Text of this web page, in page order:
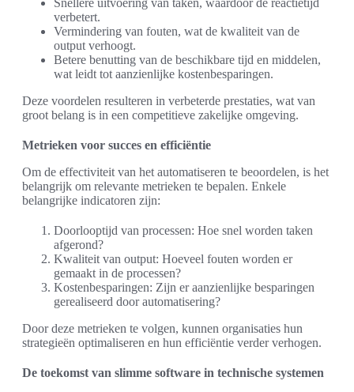
Snellere uitvoering van taken, waardoor de reactietijd
verbetert.
Vermindering van fouten, wat de kwaliteit van de
output verhoogt.
Betere benutting van de beschikbare tijd en middelen,
wat leidt tot aanzienlijke kostenbesparingen.
Deze voordelen resulteren in verbeterde prestaties, wat van
groot belang is in een competitieve zakelijke omgeving.
Metrieken voor succes en efficiëntie
Om de effectiviteit van het automatiseren te beoordelen, is het
belangrijk om relevante metrieken te bepalen. Enkele
belangrijke indicatoren zijn:
Doorlooptijd van processen: Hoe snel worden taken
afgerond?
Kwaliteit van output: Hoeveel fouten worden er
gemaakt in de processen?
Kostenbesparingen: Zijn er aanzienlijke besparingen
gerealiseerd door automatisering?
Door deze metrieken te volgen, kunnen organisaties hun
strategieën optimaliseren en hun efficiëntie verder verhogen.
De toekomst van slimme software in technische systemen